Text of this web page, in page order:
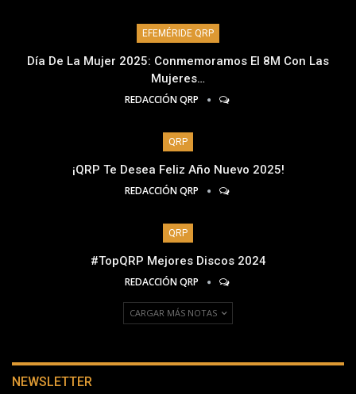
EFEMÉRIDE QRP
Día De La Mujer 2025: Conmemoramos El 8M Con Las
Mujeres…
REDACCIÓN QRP
QRP
¡QRP Te Desea Feliz Año Nuevo 2025!
REDACCIÓN QRP
QRP
#TopQRP Mejores Discos 2024
REDACCIÓN QRP
CARGAR MÁS NOTAS
NEWSLETTER